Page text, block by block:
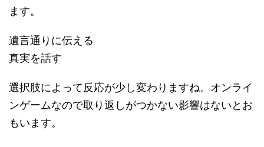
ます。
遺言通りに伝える
真実を話す
選択肢によって反応が少し変わりますね。オンライ
ンゲームなので取り返しがつかない影響はないとお
もいます。